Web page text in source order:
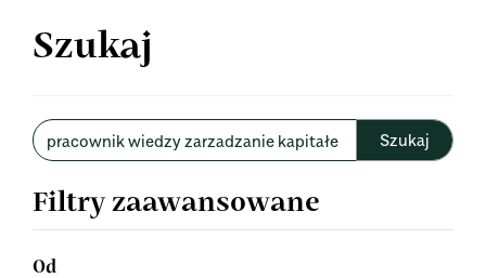
Szukaj
Wyszukaj
w
Filtry zaawansowane
Od